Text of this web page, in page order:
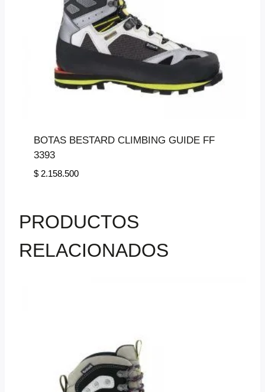
BOTAS BESTARD CLIMBING GUIDE FF
3393
$2.158.500
PRODUCTOS
RELACIONADOS